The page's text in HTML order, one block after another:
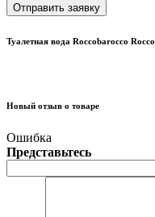
Отправить заявку
Туалетная вода Roccobarocco Rocco
Новый отзыв о товаре
Ошибка
Представьтесь